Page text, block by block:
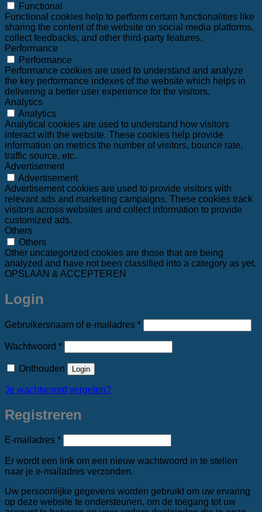
Functional
Functional cookies help to perform certain functionalities like
sharing the content of the website on social media platforms,
collect feedbacks, and other third-party features.
Performance
Performance
Performance cookies are used to understand and analyze
the key performance indexes of the website which helps in
delivering a better user experience for the visitors.
Analytics
Analytics
Analytical cookies are used to understand how visitors
interact with the website. These cookies help provide
information on metrics the number of visitors, bounce rate,
traffic source, etc.
Advertisement
Advertisement
Advertisement cookies are used to provide visitors with
relevant ads and marketing campaigns. These cookies track
visitors across websites and collect information to provide
customized ads.
Others
Others
Other uncategorized cookies are those that are being
analyzed and have not been classified into a category as yet.
OPSLAAN & ACCEPTEREN
Login
Gebruikersnaam of e-mailadres *Vereist
Wachtwoord *Vereist
Onthouden Login
Je wachtwoord vergeten?
Registreren
E-mailadres *Vereist
Er wordt een link om een nieuw wachtwoord in te stellen
naar je e-mailadres verzonden.
Uw persoonlijke gegevens worden gebruikt om uw ervaring
op deze website te ondersteunen, om de toegang tot uw